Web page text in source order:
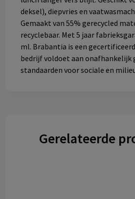
deksel), diepvries en
Gemaakt van 55% gerecycled
recyclebaar. Met 5 jaar
ml. Brabantia is een
bedrijf voldoet aan onafhankelijk
standaarden voor sociale en
Gerelateerde